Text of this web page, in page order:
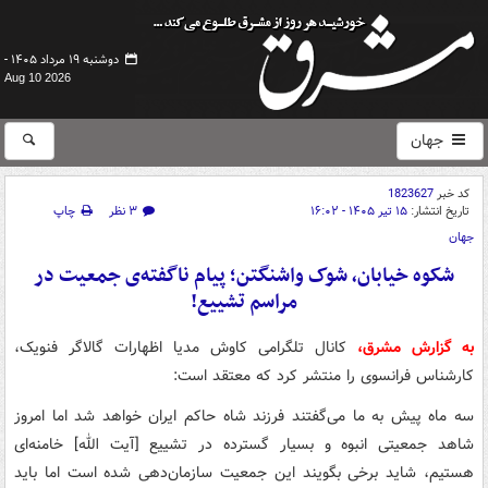
دوشنبه ۱۹ مرداد ۱۴۰۵ -
Aug 10 2026
جهان
کد خبر1823627
تاریخ انتشار: ۱۵ تیر ۱۴۰۵ - ۱۶:۰۲ ۳ نظر
چاپ
جهان
شکوه خیابان، شوک واشنگتن؛ پیام ناگفته‌ی جمعیت در
مراسم تشییع!
به گزارش مشرق، کانال تلگرامی کاوش مدیا اظهارات گالاگر فنویک،
کارشناس فرانسوی را منتشر کرد که معتقد است:
سه ماه پیش به ما می‌گفتند فرزند شاه حاکم ایران خواهد شد اما امروز
شاهد جمعیتی انبوه و بسیار گسترده در تشییع [آیت الله] خامنه‌ای
هستیم، شاید برخی بگویند این جمعیت سازمان‌دهی شده است اما باید